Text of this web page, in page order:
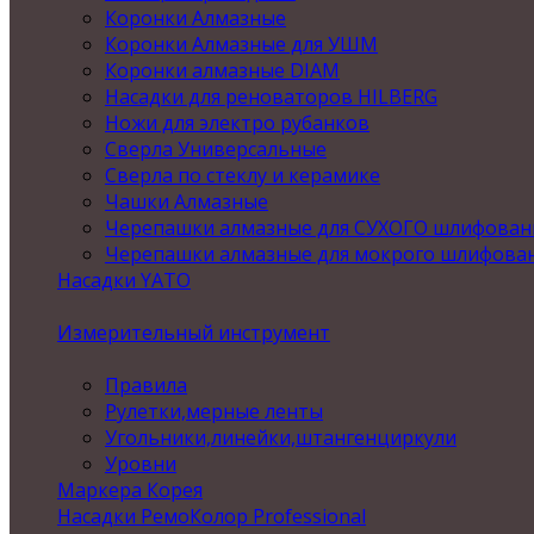
Коронки Алмазные
Коронки Алмазные для УШМ
Коронки алмазные DIAM
Насадки для реноваторов HILBERG
Ножи для электро рубанков
Сверла Универсальные
Сверла по стеклу и керамике
Чашки Алмазные
Черепашки алмазные для СУХОГО
Черепашки алмазные для мокрого
Насадки YATO
Измерительный инструмент
Правила
Рулетки,мерные ленты
Угольники,линейки,штангенциркули
Уровни
Маркера Корея
Насадки РемоКолор Professional